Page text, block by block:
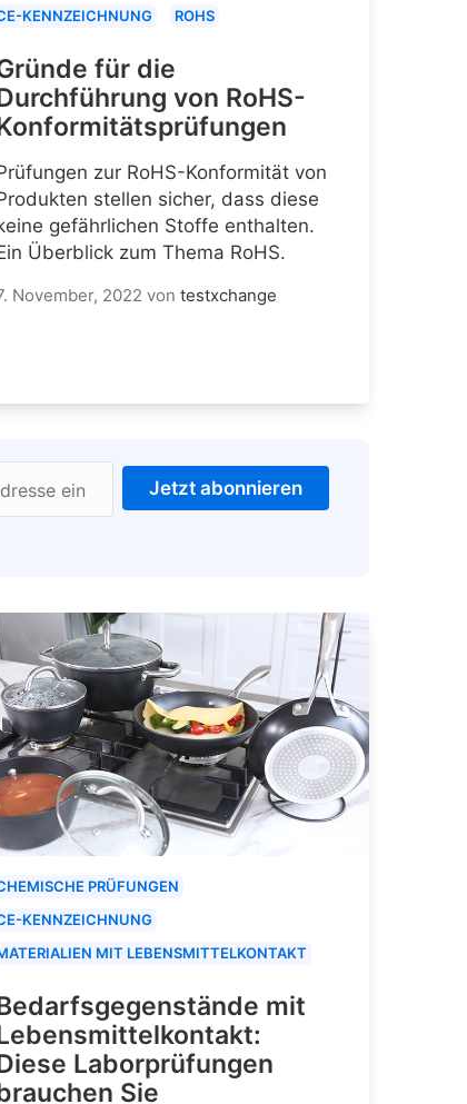
KENNZEICHNUNG
ROHS
für die
von RoHS-
zur RoHS-Konformität von
stellen sicher, dass diese
gefährlichen Stoffe enthalten.
Überblick zum Thema RoHS.
November, 2022 von testxchange
ein Jetzt abonnieren
PRÜFUNGEN
KENNZEICHNUNG
MIT LEBENSMITTELKONTAKT
mit
Laborprüfungen
Sie